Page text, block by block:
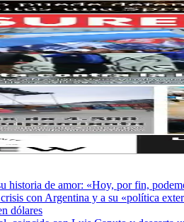
historia de amor: «Hoy, por fin,
con Argentina y a su «política
dólares